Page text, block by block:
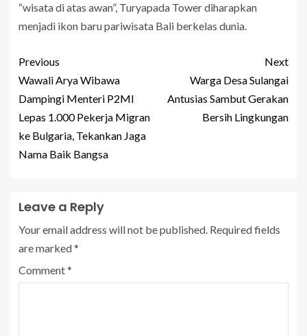
“wisata di atas awan”, Turyapada Tower diharapkan
menjadi ikon baru pariwisata Bali berkelas dunia.
Previous
Wawali Arya Wibawa
Dampingi Menteri P2MI
Lepas 1.000 Pekerja Migran
ke Bulgaria, Tekankan Jaga
Nama Baik Bangsa
Next
Warga Desa Sulangai
Antusias Sambut Gerakan
Bersih Lingkungan
Leave a Reply
Your email address will not be published. Required fields
are marked*
Comment*